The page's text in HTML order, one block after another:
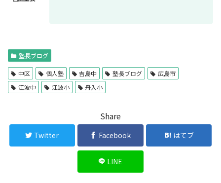
塾長ブログ
中区 個人塾 吉島中 塾長ブログ
広島市
江波中
江波小 舟入小
Share
Twitter Facebook はてブ
LINE